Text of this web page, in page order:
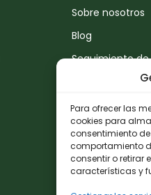
Para ofrecer las
cookies para
consentimiento
comportamiento
consentir o retirar
características y
Sobre nosotros
Blog
Seguimiento
Contacto